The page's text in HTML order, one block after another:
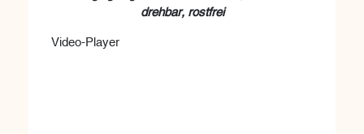
drehbar, rostfrei
Video-Player